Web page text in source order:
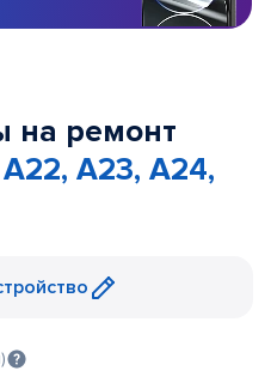
на ремонт
A23, A24,